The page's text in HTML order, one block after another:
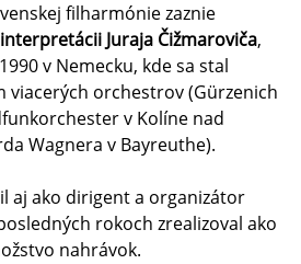
filharmónie zaznie
Juraja Čižmaroviča,
v Nemecku, kde sa stal
orchestrov (Gürzenich
v Kolíne nad
Wagnera v Bayreuthe).
aj ako dirigent a organizátor
rokoch zrealizoval ako
nahrávok.